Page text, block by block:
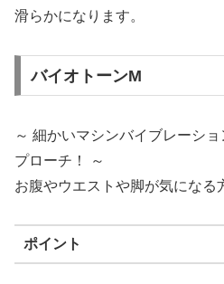
滑らかになります。
バイオトーンM
～ 細かいマシンバイブレーシ
プローチ！ ～
お腹やウエストや脚が気になる
ポイント